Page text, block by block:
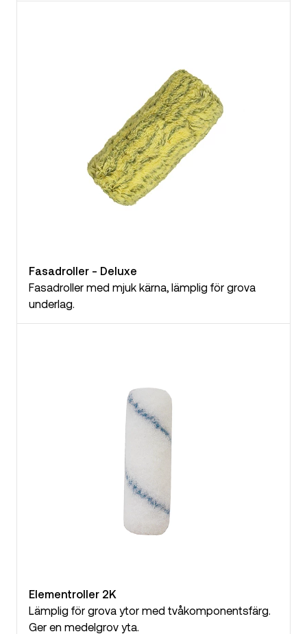
Fasadroller - Deluxe
Fasadroller med mjuk kärna, lämplig för grova
underlag.
Elementroller 2K
Lämplig för grova ytor med tvåkomponentsfärg.
Ger en medelgrov yta.